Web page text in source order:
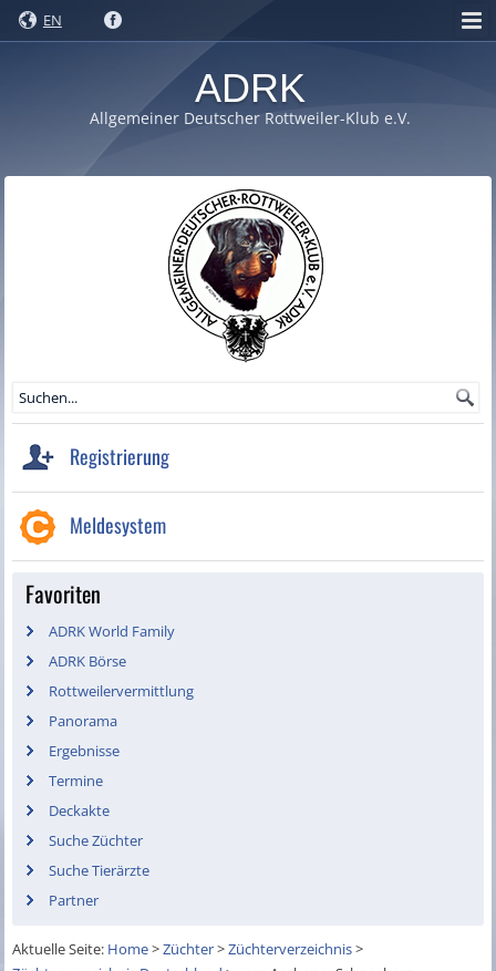
EN
ADRK
Allgemeiner Deutscher Rottweiler-Klub e.V.
Registrierung
Meldesystem
Favoriten
ADRK World Family
ADRK Börse
Rottweilervermittlung
Panorama
Ergebnisse
Termine
Deckakte
Suche Züchter
Suche Tierärzte
Partner
Aktuelle Seite: Home>Züchter>Züchterverzeichnis>